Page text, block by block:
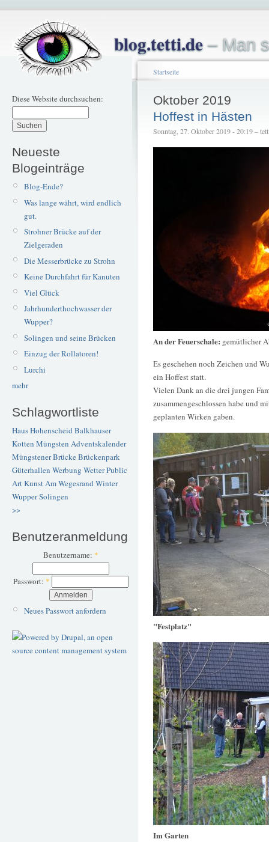
blog.tetti.de– Man
Diese Website durchsuchen:
Neueste
Blogeinträge
Blog-Ende?
Was lange währt, wird endlich
gut.
Strohner Brücke auf der
Zielgeraden
Die Messerbrücke zu Strohn
Keine Durchfahrt für Kanuten
Viel Glück
Jahrhunderthochwasser der
Wupper?
Solingen und seine Brücken
Einzug der Rollatoren!
Lurchi
mehr
Schlagwortliste
Haus Hohenscheid Balkhauser
Kotten Müngsten Adventskalender
Müngstener BrückeBrückenpark
Güterhallen Werbung WetterPublic
ArtKunstAm Wegesrand Winter
WupperSolingen
>>
Benutzeranmeldung
Benutzername: *
Passwort: *
Neues Passwort anfordern
Startseite
Oktober 2019
Hoffest in Hästen
Sonntag, 27. Oktober 2019 - 20:19 –
An der Feuerschale: gemütlicher
Es geschehen noch Zeichen und
ein Hoffest statt.
Vielen Dank an die drei jungen
zusammengeschlossen habe und
geplanten Wirken gaben.
"Festplatz"
Im Garten